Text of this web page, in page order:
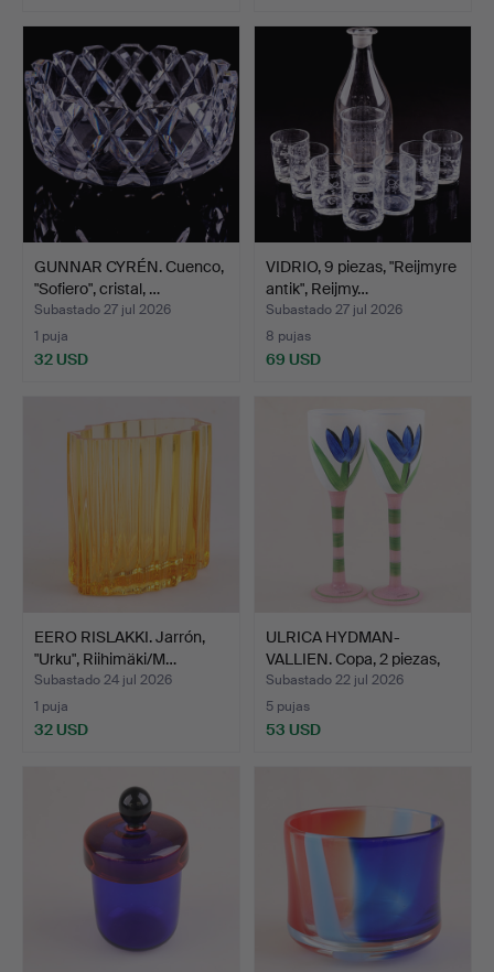
GUNNAR CYRÉN. Cuenco,
"Sofiero", cristal, …
Subastado 27 jul 2026
1 puja
32 USD
VIDRIO, 9 piezas, "Reijmyre
antik", Reijmy…
Subastado 27 jul 2026
8 pujas
69 USD
EERO RISLAKKI. Jarrón,
"Urku", Riihimäki/M…
Subastado 24 jul 2026
1 puja
32 USD
ULRICA HYDMAN-
VALLIEN. Copa, 2 piezas,
fir…
Subastado 22 jul 2026
5 pujas
53 USD